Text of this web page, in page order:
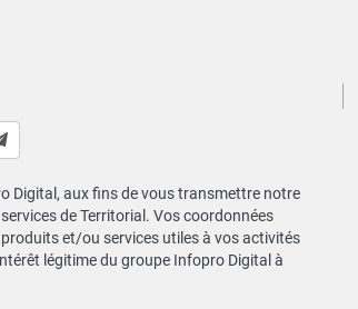
Digital, aux fins de vous transmettre notre
de Territorial. Vos coordonnées
et/ou services utiles à vos activités
légitime du groupe Infopro Digital à